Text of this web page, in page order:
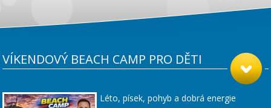
VÍKENDOVÝ BEACH CAMP PRO DĚTI
Léto, písek, pohyb a dobrá energie